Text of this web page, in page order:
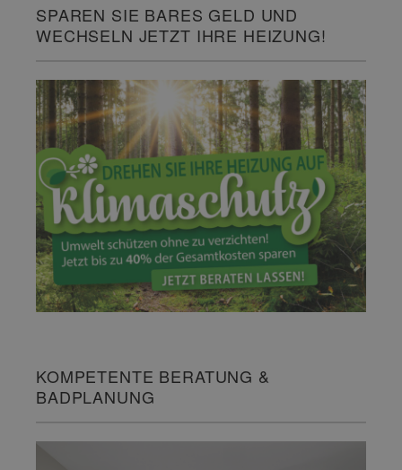
SPAREN SIE BARES GELD UND
WECHSELN JETZT IHRE HEIZUNG!
KOMPETENTE BERATUNG &
BADPLANUNG